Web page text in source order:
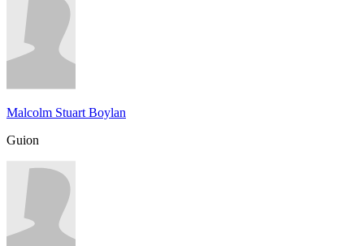
Malcolm Stuart Boylan
Guion